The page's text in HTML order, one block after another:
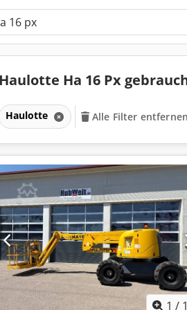
Haulotte Ha 16 Px
Haulotte Alle Filter entfernen
1 /